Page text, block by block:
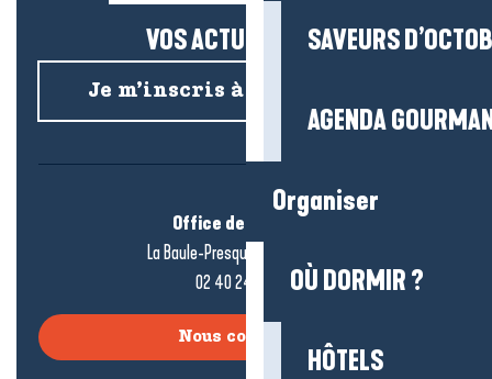
SAVEURS
AGENDA
Organiser
OÙ DORMIR ?
HÔTELS
VOS ACTUS SALÉES !
Je m’inscris à la newsletter
Office de tourisme
La Baule-Presqu’île de Guérande
02 40 24 34 44
Nous contacter